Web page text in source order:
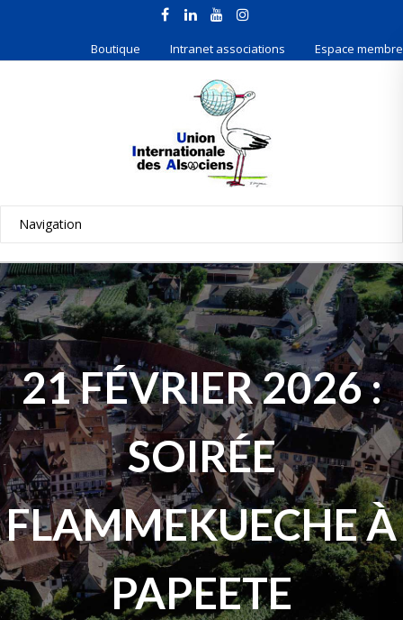
Boutique Intranet associations Espace membre
21 FÉVRIER 2026 :
SOIRÉE
FLAMMEKUECHE À
PAPEETE